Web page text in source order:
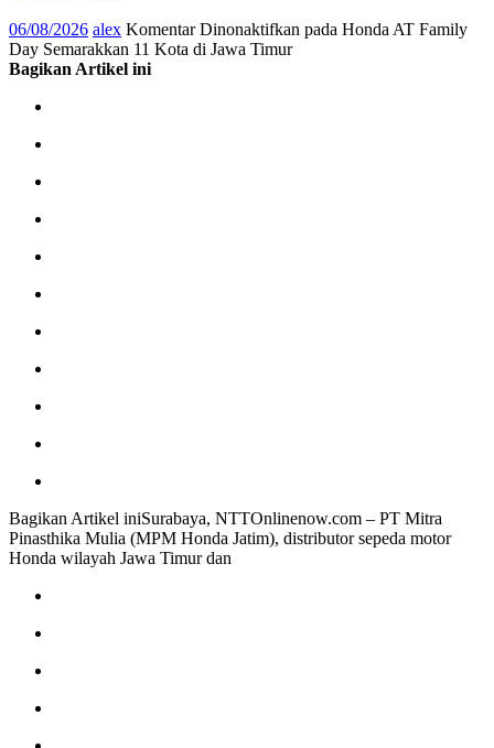
06/08/2026 alex Komentar Dinonaktifkan pada Honda AT Family
Day Semarakkan 11 Kota di Jawa Timur
Bagikan Artikel ini
Bagikan Artikel iniSurabaya, NTTOnlinenow.com – PT Mitra
Pinasthika Mulia (MPM Honda Jatim), distributor sepeda motor
Honda wilayah Jawa Timur dan